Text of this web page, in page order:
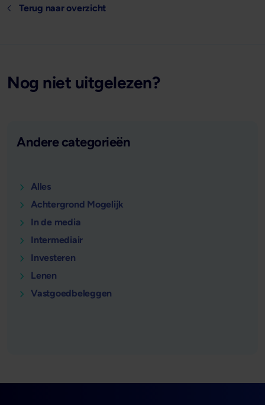
Terug naar overzicht
Nog niet uitgelezen?
Andere categorieën
Alles
Achtergrond Mogelijk
In de media
Intermediair
Investeren
Lenen
Vastgoedbeleggen